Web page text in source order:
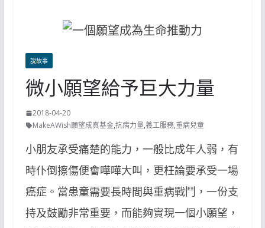
說故事
微小願望給予巨大力量
2018-04-20
MakeAWish願望成真基金,抗病力量,義工服務,重病兒童
小朋友承受痛楚的能力，一般比成年人弱，有
時仆倒擦傷便會嘩嘩大叫，更枉論要承受一場
癌症。當患童需要長時間與重病戰鬥，一份支
持及鼓勵非常重要，而能夠實現一個小願望，